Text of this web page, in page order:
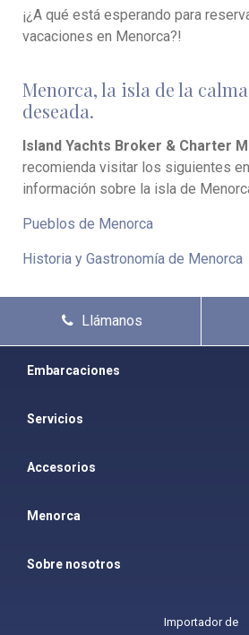
¡¿A qué está esperando para
vacaciones en Menorca?!
Menorca, la isla de la
deseada.
Island Yachts Broker & Charter
recomienda visitar los siguientes
información sobre la isla de
Pueblos de Menorca
Historia y Gastronomía de Menorca
Llámanos
Embarcaciones
Servicios
Accesorios
Menorca
Sobre nosotros
Importador de